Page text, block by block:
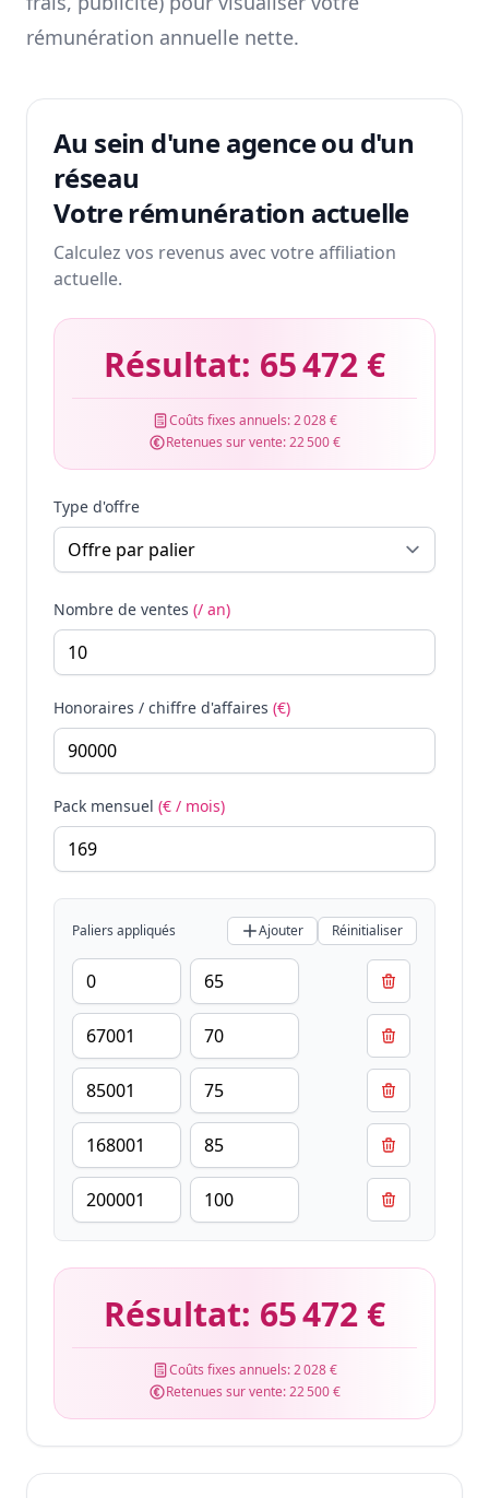
rémunération annuelle nette.
Au sein d'une agence ou d'un
réseau
Votre rémunération actuelle
Calculez vos revenus avec votre affiliation
actuelle.
Résultat: 65 472 €
Coûts fixes annuels:2 028 €
Retenues sur vente:22 500 €
Type d'offre
Nombre de ventes (/ an)
Honoraires / chiffre d'affaires (€)
Pack mensuel (€ / mois)
Paliers appliqués Ajouter Réinitialiser
Résultat: 65 472 €
Coûts fixes annuels:2 028 €
Retenues sur vente:22 500 €